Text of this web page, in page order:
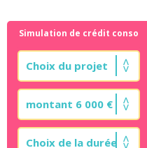
Simulation de crédit conso